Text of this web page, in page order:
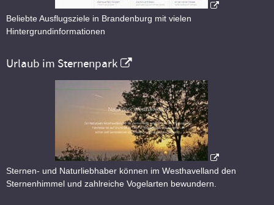
Beliebte Ausflugsziele in Brandenburg mit vielen
Hintergrundinformationen
Urlaub im Sternenpark
Sternen- und Naturliebhaber können im Westhavelland den
Sternenhimmel und zahlreiche Vogelarten bewundern.